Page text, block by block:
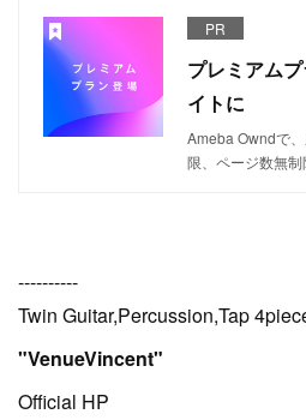
PR
プレミアム
イトに
Ameba Owndで
限、ページ数無制
----------
Twin Guitar,Percussion,Tap
"VenueVincent"
Official HP